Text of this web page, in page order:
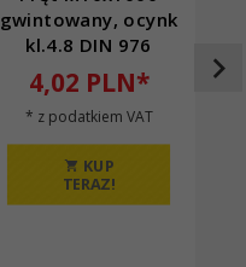
gwintowany, ocynk
kl.4.8 DIN 976
4,02 PLN*
* z podatkiem VAT
KUP
TERAZ!